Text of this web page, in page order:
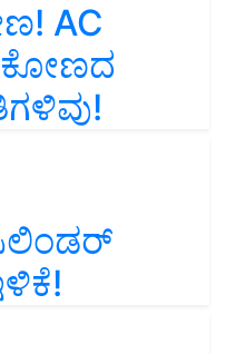
AC
ಕೋಣದ